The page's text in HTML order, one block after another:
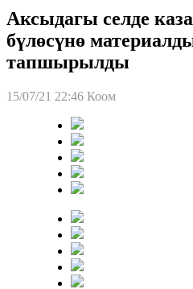
Аксыдагы селде
бүлөсүнө
тапшырылды
15/07/21 22:46 Коом